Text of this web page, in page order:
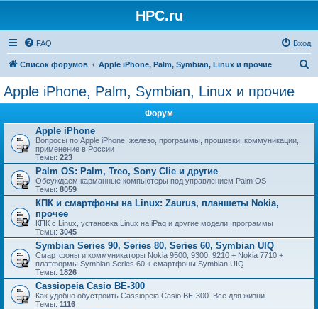
HPC.ru
FAQ Вход
Список форумов Apple iPhone, Palm, Symbian, Linux и прочие
Apple iPhone, Palm, Symbian, Linux и прочие
Форум
Apple iPhone
Вопросы по Apple iPhone: железо, программы, прошивки, коммуникации,
применение в России
Темы: 223
Palm OS: Palm, Treo, Sony Clie и другие
Обсуждаем карманные компьютеры под управлением Palm OS
Темы: 8059
КПК и смартфоны на Linux: Zaurus, планшеты Nokia,
прочее
КПК с Linux, установка Linux на iPaq и другие модели, программы
Темы: 3045
Symbian Series 90, Series 80, Series 60, Symbian UIQ
Смартфоны и коммуникаторы Nokia 9500, 9300, 9210 + Nokia 7710 +
платформы Symbian Series 60 + смартфоны Symbian UIQ
Темы: 1826
Cassiopeia Casio BE-300
Как удобно обустроить Cassiopeia Casio BE-300. Все для жизни.
Темы: 1116